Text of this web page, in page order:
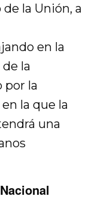
la Unión, a
en la
la
por la
la que la
una